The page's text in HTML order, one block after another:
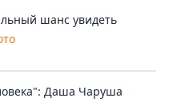
шанс увидеть
Даша Чаруша